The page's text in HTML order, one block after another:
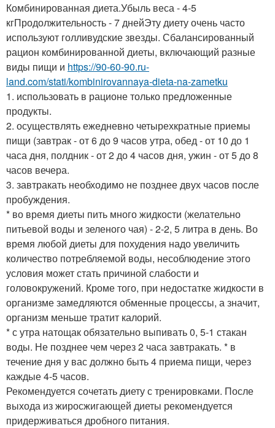
Комбинированная диета.Убыль веса - 4-5
кгПродолжительность - 7 днейЭту диету очень часто
используют голливудские звезды. Сбалансированный
рацион комбинированной диеты, включающий разные
виды пищи и https://90-60-90.ru-
land.com/stati/kombinirovannaya-dieta-na-zametku
1. использовать в рационе только предложенные
продукты.
2. осуществлять ежедневно четырехкратные приемы
пищи (завтрак - от 6 до 9 часов утра, обед - от 10 до 1
часа дня, полдник - от 2 до 4 часов дня, ужин - от 5 до 8
часов вечера.
3. завтракать необходимо не позднее двух часов после
пробуждения.
* во время диеты пить много жидкости (желательно
питьевой воды и зеленого чая) - 2-2, 5 литра в день. Во
время любой диеты для похудения надо увеличить
количество потребляемой воды, несоблюдение этого
условия может стать причиной слабости и
головокружений. Кроме того, при недостатке жидкости в
организме замедляются обменные процессы, а значит,
организм меньше тратит калорий.
* с утра натощак обязательно выпивать 0, 5-1 стакан
воды. Не позднее чем через 2 часа завтракать. * в
течение дня у вас должно быть 4 приема пищи, через
каждые 4-5 часов.
Рекомендуется сочетать диету с тренировками. После
выхода из жиросжигающей диеты рекомендуется
придерживаться дробного питания.